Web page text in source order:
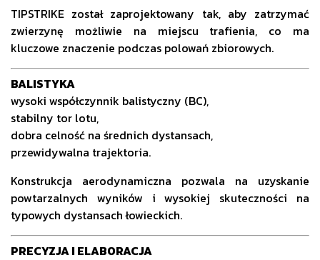
TIPSTRIKE został zaprojektowany tak, aby zatrzymać
zwierzynę możliwie na miejscu trafienia, co ma
kluczowe znaczenie podczas polowań zbiorowych.
BALISTYKA
wysoki współczynnik balistyczny (BC),
stabilny tor lotu,
dobra celność na średnich dystansach,
przewidywalna trajektoria.
Konstrukcja aerodynamiczna pozwala na uzyskanie
powtarzalnych wyników i wysokiej skuteczności na
typowych dystansach łowieckich.
PRECYZJA I ELABORACJA